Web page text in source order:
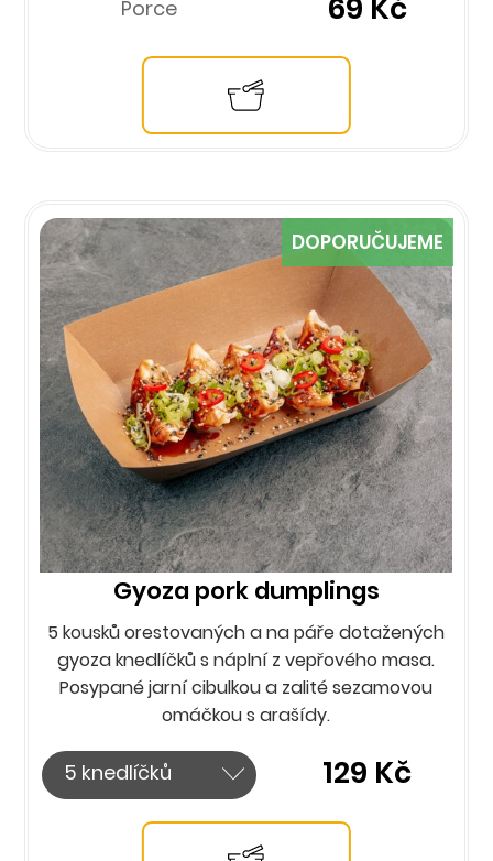
Porce
DOPORUČUJEME
Gyoza pork dumplings
5 kousků orestovaných a na páře dotažených
gyoza knedlíčků s náplní z vepřového masa.
Posypané jarní cibulkou a zalité sezamovou
omáčkou s arašídy.
129 Kč